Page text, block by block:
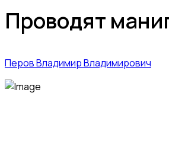
Проводят
Перов Владимир Владимирович